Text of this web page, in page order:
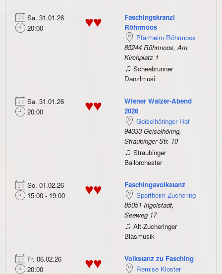
Sa. 31.01.26
20:00
♥♥
Faschingskranzl
Röhrmoos
Pfarrheim Röhrmoos
85244 Röhrmoos, Am
Kirchplatz 1
♫ Scheebrunner
Danzlmusi
Sa. 31.01.26
20:00
♥♥
Wiener Walzer-Abend
2026
Geiselhöringer Hof
94333 Geiselhöring,
Straubinger Str. 10
♫ Straubinger
Ballorchester
So. 01.02.26
15:00 - 19:00
♥♥
Faschingsvolkstanz
Sportheim Zuchering
85051 Ingolstadt,
Seeweg 17
♫ Alt-Zucheringer
Blasmusik
Fr. 06.02.26
20:00
♥♥
Volkstanz zu Fasching
Remise Kloster